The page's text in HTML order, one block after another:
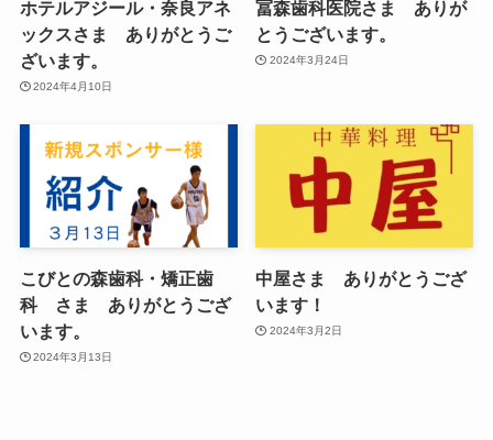
ホテルアジール・奈良アネ
ックスさま ありがとうご
ざいます。
2024年4月10日
冨森歯科医院さま ありが
とうございます。
2024年3月24日
こびとの森歯科・矯正歯
科 さま ありがとうござ
います。
2024年3月13日
中屋さま ありがとうござ
います！
2024年3月2日